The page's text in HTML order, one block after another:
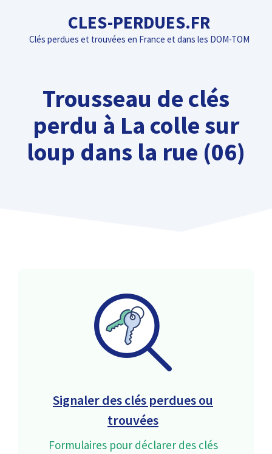
contenu
CLES-PERDUES.FR
Clés perdues et trouvées en France et dans les DOM-TOM
Trousseau de clés
perdu à La colle sur
loup dans la rue (06)
Signaler des clés perdues ou
trouvées
Formulaires pour déclarer des clés